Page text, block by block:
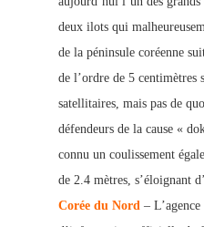
deux ilots qui
de la péninsule coréenne
de l’ordre de 5 centimètres
satellitaires, mais pas de
défendeurs de la cause «
connu un coulissement
de 2.4 mètres, s’éloignant
Corée du Nord – L’agence